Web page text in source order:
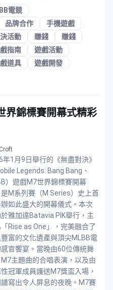
電競
品牌合作
手機遊戲
活動 賺錢
賺錢
指南
遊戲活動
道具
遊戲開發
界錦標賽開幕式精彩
Croft
年1月9日舉行的《無盡對決》
Legends: Bang Bang、
）遊戲M7世界錦標賽開幕
M系列賽（M Series）史上首
如此盛大的開幕儀式。本次
雅加達Batavia PIK舉行，主
Rise as One」，完美融合了
富的文化遺產與頂尖MLBB電
感官饗宴。當晚由60位傳統舞
主題曲的合唱表演，以及由
冠軍成員護送M7獎盃入場，
寫出令人屏息的夜晚。M7賽